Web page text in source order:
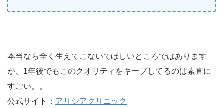
本当なら全く生えてこないでほしいところではあります
が、1年後でもこのクオリティをキープしてるのは素直に
すごい。。
公式サイト： アリシアクリニック